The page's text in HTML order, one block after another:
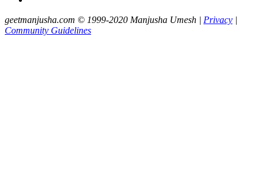
geetmanjusha.com © 1999-2020 Manjusha Umesh | Privacy |
Community Guidelines